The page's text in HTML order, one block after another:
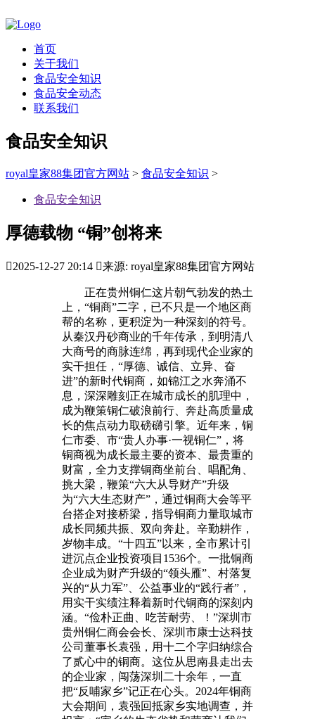
首页
关于我们
食品安全知识
食品安全动态
联系我们
食品安全知识
royal皇家88集团官方网站 > 食品安全知识 >
食品安全知识
厚德载物 “铜”创将来
2025-12-27 20:14 来源: royal皇家88集团官方网站
正在贵州铜仁这片朝气勃发的热土
上，“铜商”二字，已不只是一个地区商
帮的名称，更积淀为一种深刻的符号。
从秦汉丹砂商业的千年传承，到明清八
大商号的商脉连绵，再到现代企业家的
实干担任，“厚德、诚信、立异、奋
进”的新时代铜商，如锦江之水奔涌不
息，深深雕刻正在城市成长的肌理中，
成为鞭策铜仁破浪前行、奔赴高质量成
长的焦点动力取磅礴引擎。近年来，铜
仁市委、市“贵人办事·一视铜仁”，将
铜商视为成长最主要的资本、最贵重的
财富，全力支撑铜商坐前台、唱配角、
挑大梁，鞭策“六大从导财产”升级
为“六大生态财产”，通过铜商大会等平
台搭企对接桥梁，指导铜商力量取城市
成长同频共振、双向奔赴。辛勤耕作，
岁物丰成。“十四五”以来，全市累计引
进沉点企业投资项目1536个。一批铜商
企业成为财产升级的“领头雁”、村落复
兴的“从力军”、公益事业的“践行者”，
用实干实绩注释着新时代铜商的深刻内
涵。“俭朴正曲、吃苦耐劳、！”深圳市
贵州铜仁商会会长、深圳市康士达科技
公司董事长袁强，用十二个字归纳综合
了贰心中的铜商。这位从思南县走出去
的企业家，闯荡深圳二十余年，一直
把“反哺家乡”记正在心头。2024年铜商
大会期间，袁强回抵家乡实地调查，并